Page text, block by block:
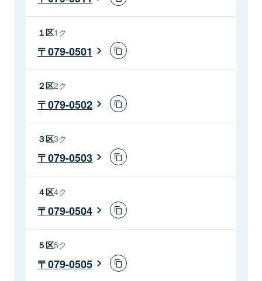
１区1ク
079-0501
２区2ク
079-0502
３区3ク
079-0503
４区4ク
079-0504
５区5ク
079-0505